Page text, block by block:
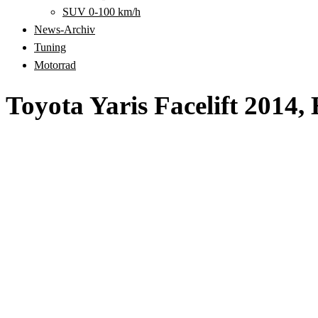
SUV 0-100 km/h
News-Archiv
Tuning
Motorrad
Toyota Yaris Facelift 2014,